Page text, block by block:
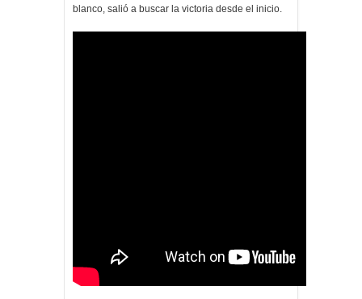
blanco, salió a buscar la victoria desde el inicio.